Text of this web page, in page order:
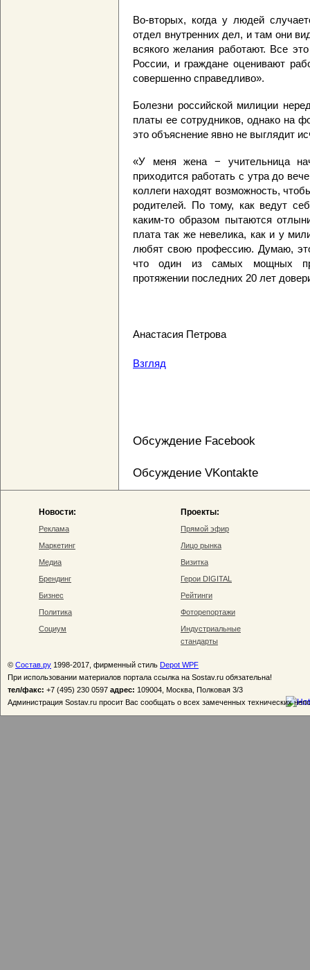
Во-вторых, когда у людей
отдел внутренних дел, и там они
всякого желания работают. Все
России, и граждане оценивают
совершенно справедливо».
Болезни российской милиции
платы ее сотрудников, однако на
это объяснение явно не выглядит
«У меня жена − учительница
приходится работать с утра до
коллеги находят возможность,
родителей. По тому, как ведут
каким-то образом пытаются
плата так же невелика, как и у
любят свою профессию. Думаю, это
что один из самых мощных
протяжении последних 20 лет
Анастасия Петрова
Взгляд
Обсуждение Facebook
Обсуждение VKontakte
Новости:
Реклама
Маркетинг
Медиа
Брендинг
Бизнес
Политика
Социум
Проекты:
Прямой эфир
Лицо рынка
Визитка
Герои DIGITAL
Рейтинги
Фоторепортажи
Индустриальные
стандарты
© Состав.ру 1998-2017, фирменный стиль Depot WPF
При использовании материалов портала ссылка на Sostav.ru обязательна!
тел/факс: +7 (495) 230 0597 адрес: 109004, Москва, Полковая 3/3
Администрация Sostav.ru просит Вас сообщать о всех замеченных технических